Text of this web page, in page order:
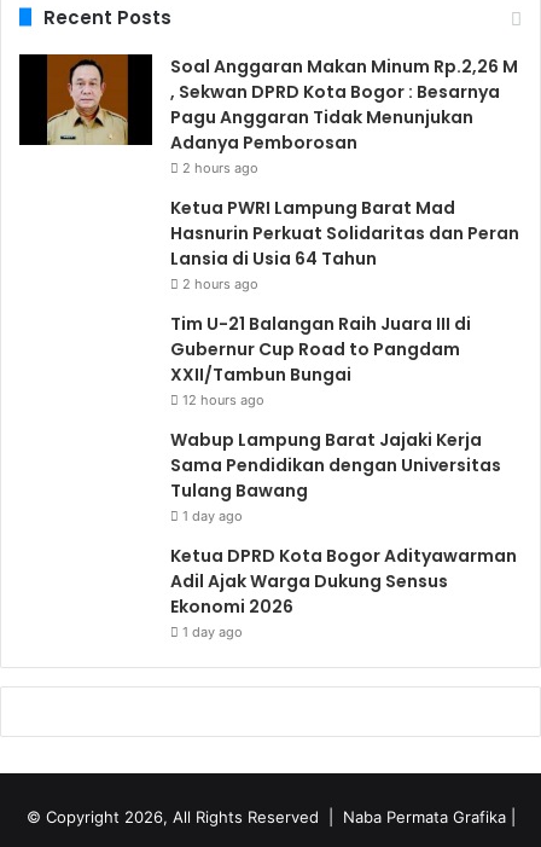
Recent Posts
Soal Anggaran Makan Minum Rp.2,26 M
, Sekwan DPRD Kota Bogor : Besarnya
Pagu Anggaran Tidak Menunjukan
Adanya Pemborosan
2 hours ago
Ketua PWRI Lampung Barat Mad
Hasnurin Perkuat Solidaritas dan Peran
Lansia di Usia 64 Tahun
2 hours ago
Tim U-21 Balangan Raih Juara III di
Gubernur Cup Road to Pangdam
XXII/Tambun Bungai
12 hours ago
Wabup Lampung Barat Jajaki Kerja
Sama Pendidikan dengan Universitas
Tulang Bawang
1 day ago
Ketua DPRD Kota Bogor Adityawarman
Adil Ajak Warga Dukung Sensus
Ekonomi 2026
1 day ago
© Copyright 2026, All Rights Reserved | Naba Permata Grafika|